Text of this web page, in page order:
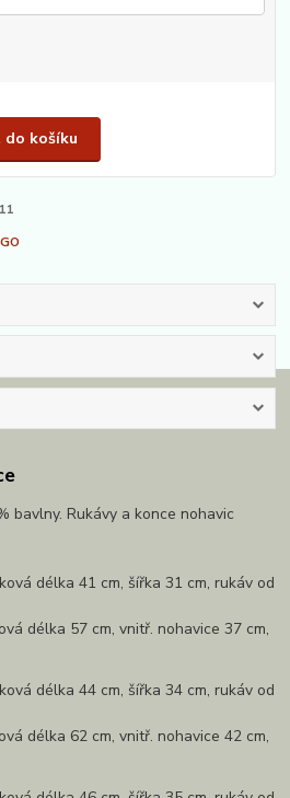
do košíku
bavlny. Rukávy a konce nohavic
41 cm, šířka 31 cm, rukáv od
57 cm, vnitř. nohavice 37 cm,
délka 44 cm, šířka 34 cm, rukáv od
62 cm, vnitř. nohavice 42 cm,